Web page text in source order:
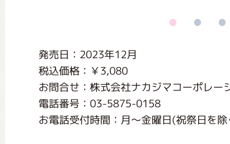
発売日：2023年12月
税込価格：￥3,080
お問合せ：株式会社ナカジマコーポレー
電話番号：03-5875-0158
お電話受付時間：月〜金曜日(祝祭日を
くまのがっこう 家庭科部